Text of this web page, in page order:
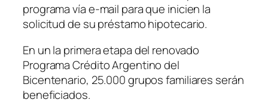
programa vía e-mail para que inicien la
solicitud de su préstamo hipotecario.
En un la primera etapa del renovado
Programa Crédito Argentino del
Bicentenario, 25.000 grupos familiares serán
beneficiados.